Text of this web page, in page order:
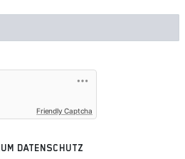
Friendly Captcha
DATENSCHUTZ